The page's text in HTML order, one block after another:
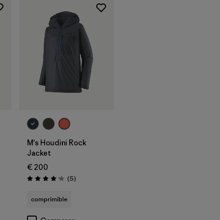
M's Houdini Rock
Jacket
€ 200
Puntuación: 4.2 / 5
(5Reseñas
)
comprimible